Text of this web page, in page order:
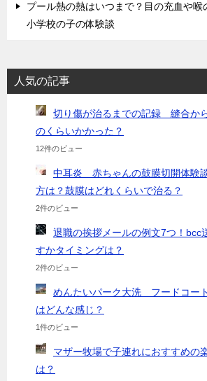
プール熱の熱はいつまで？目の充血や喉
小学校の子の体験談
人気の記事
切り傷が治るまでの記録 縫合か
のくらいかかった？
12件のビュー
中耳炎 赤ちゃんの鼓膜切開体験
方は？鼓膜はどれくらいで治る？
2件のビュー
退職の挨拶メールの例文7つ！bcc
すかタイミングは？
2件のビュー
めんたいパーク大洗 フードコー
はどんな感じ？
1件のビュー
マザー牧場で子連れにおすすめの
は？